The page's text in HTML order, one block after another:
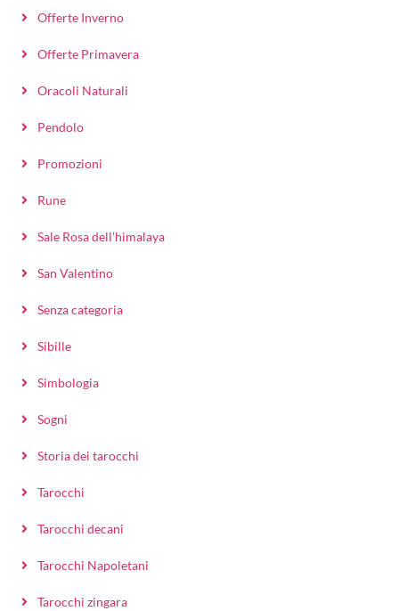
Offerte Inverno
Offerte Primavera
Oracoli Naturali
Pendolo
Promozioni
Rune
Sale Rosa dell'himalaya
San Valentino
Senza categoria
Sibille
Simbologia
Sogni
Storia dei tarocchi
Tarocchi
Tarocchi decani
Tarocchi Napoletani
Tarocchi zingara